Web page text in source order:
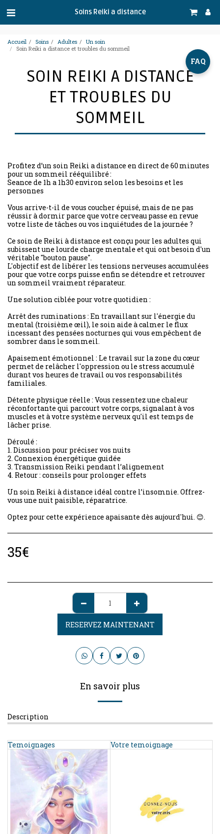
FAQ
Soins Reiki a distance
Accueil Soins Adultes
Un soin
Soin Reiki a distance et troubles du sommeil
SOIN REIKI A DISTANCE
ET TROUBLES DU
SOMMEIL
Profitez d’un soin Reiki a distance en direct de 60 minutes
pour un sommeil rééquilibré :
Seance de 1h a 1h30 environ selon les besoins et les
personnes
Vous arrive-t-il de vous coucher épuisé, mais de ne pas
réussir à dormir parce que votre cerveau passe en revue
votre liste de tâches ou vos inquiétudes de la journée ?
Ce soin de Reiki à distance est conçu pour les adultes qui
subissent une lourde charge mentale et qui ont besoin d'un
véritable "bouton pause".
L'objectif est de libérer les tensions nerveuses accumulées
pour que votre corps puisse enfin se détendre et retrouver
un sommeil vraiment réparateur.
Une solution ciblée pour votre quotidien :
Arrêt des ruminations : En travaillant sur l'énergie du
mental (troisième œil), le soin aide à calmer le flux
incessant des pensées nocturnes qui vous empêchent de
sombrer dans le sommeil.
Apaisement émotionnel : Le travail sur la zone du cœur
permet de relâcher l'oppression ou le stress accumulé
durant vos heures de travail ou vos responsabilités
familiales.
Détente physique réelle : Vous ressentez une chaleur
réconfortante qui parcourt votre corps, signalant à vos
muscles et à votre système nerveux qu'il est temps de
lâcher prise.
Déroulé :
1. Discussion pour préciser vos nuits
2. Connexion énergétique guidée
3. Transmission Reiki pendant l’alignement
4. Retour : conseils pour prolonger effets
Un soin Reiki à distance idéal contre l’insomnie. Offrez-
vous une nuit paisible, réparatrice.
Optez pour cette expérience apaisante dès aujourd'hui. 😊.
35€
RESERVEZ MAINTENANT
En savoir plus
Description
Temoignages Votre temoignage